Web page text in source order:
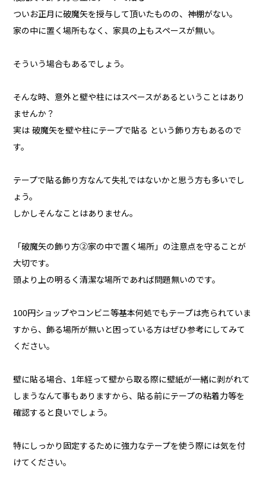
ついお正月に破魔矢を授与して頂いたものの、神棚がない。
家の中に置く場所もなく、家具の上もスペースが無い。
そういう場合もあるでしょう。
そんな時、意外と壁や柱にはスペースがあるということはあり
ませんか？
実は 破魔矢を壁や柱にテープで貼る という飾り方もあるので
す。
テープで貼る飾り方なんて失礼ではないかと思う方も多いでし
ょう。
しかしそんなことはありません。
「破魔矢の飾り方②家の中で置く場所」の注意点を守ることが
大切です。
頭より上の明るく清潔な場所であれば問題無いのです。
100円ショップやコンビニ等基本何処でもテープは売られていま
すから、飾る場所が無いと困っている方はぜひ参考にしてみて
ください。
壁に貼る場合、1年経って壁から取る際に壁紙が一緒に剥がれて
しまうなんて事もありますから、貼る前にテープの粘着力等を
確認すると良いでしょう。
特にしっかり固定するために強力なテープを使う際には気を付
けてください。